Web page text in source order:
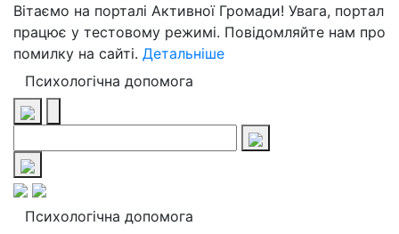
Вітаємо на порталі Активної Громади! Увага, портал
працює у тестовому режимі. Повідомляйте нам про
помилку на сайті. Детальніше
Психологічна допомога
Психологічна допомога